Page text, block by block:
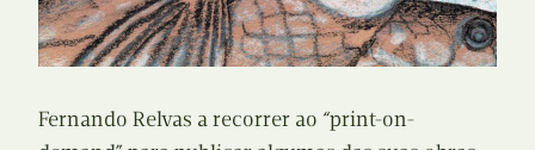
Fernando Relvas a recorrer ao “print-on-